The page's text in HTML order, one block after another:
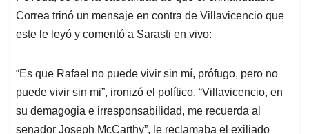
Correa trinó un mensaje en contra de Villavicencio que
este le leyó y comentó a Sarasti en vivo:
“Es que Rafael no puede vivir sin mí, prófugo, pero no
puede vivir sin mi”, ironizó el político. “Villavicencio, en
su demagogia e irresponsabilidad, me recuerda al
senador Joseph McCarthy”, le reclamaba el exiliado